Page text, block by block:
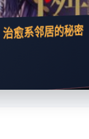
魔法使莎莉
王者天下